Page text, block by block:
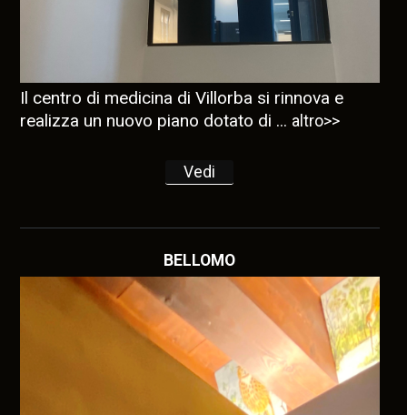
Il centro di medicina di Villorba si rinnova e
realizza un nuovo piano dotato di ... altro>>
Vedi
BELLOMO